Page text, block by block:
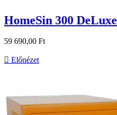
HomeSin 300 DeLuxe
59 690,00 Ft
 Előnézet